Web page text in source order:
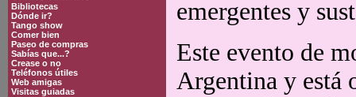
Bibliotecas
Dónde ir?
Tango show
Comer bien
Paseo de compras
Sabías que...?
Crease o no
Teléfonos útiles
Web amigas
Visitas guiadas
emergentes y
Este evento de
Argentina y está